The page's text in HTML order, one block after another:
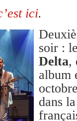
ici.
soir :
Delta,
album
dans